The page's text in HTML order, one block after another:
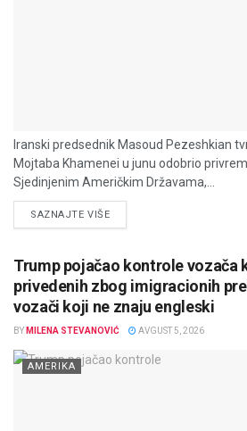
Iranski predsednik Masoud Pezeshkian
Mojtaba Khamenei u junu odobrio
Sjedinjenim Američkim Državama,...
SAZNAJTE VIŠEDETAILS
Trump pojačao kontrole vozača
privedenih zbog imigracionih
vozači koji ne znaju engleski
BY MILENA STEVANOVIĆ AVGUST 5, 2026
AMERIKA